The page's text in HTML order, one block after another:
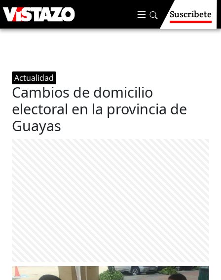
Suscríbete
Actualidad
Cambios de domicilio
electoral en la provincia de
Guayas